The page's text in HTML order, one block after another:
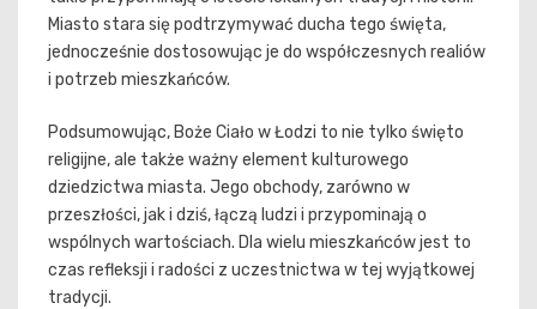
Miasto stara się podtrzymywać ducha tego święta,
jednocześnie dostosowując je do współczesnych realiów
i potrzeb mieszkańców.
Podsumowując, Boże Ciało w Łodzi to nie tylko święto
religijne, ale także ważny element kulturowego
dziedzictwa miasta. Jego obchody, zarówno w
przeszłości, jak i dziś, łączą ludzi i przypominają o
wspólnych wartościach. Dla wielu mieszkańców jest to
czas refleksji i radości z uczestnictwa w tej wyjątkowej
tradycji.